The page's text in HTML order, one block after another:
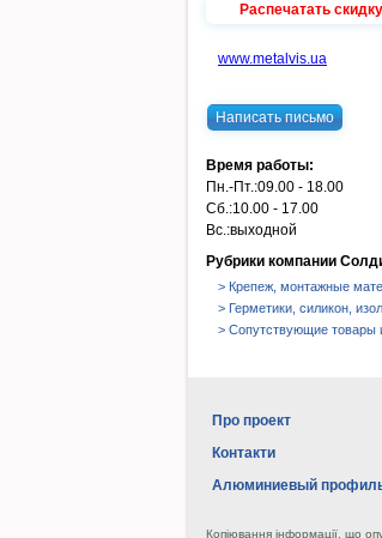
Распечатать
www.metalvis.ua
Написать письмо
Время работы:
Пн.-Пт.:09.00 - 18.00
Сб.:10.00 - 17.00
Вс.:выходной
Рубрики компании
> Крепеж, монтажные
> Герметики, силикон,
> Сопутствующие товары
Про проект
Контакти
Алюминиевый
Копіювання інформації, що